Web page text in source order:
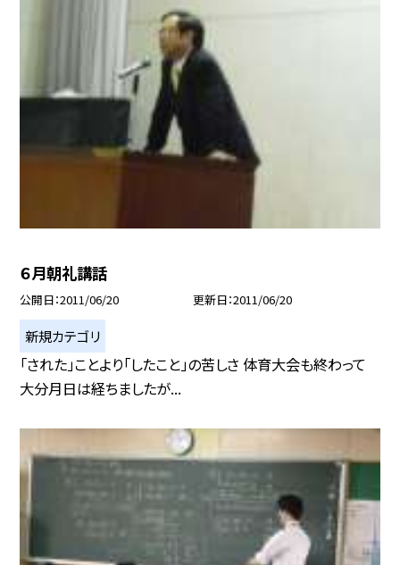
６月朝礼講話
公開日 2011/06/20 更新日 2011/06/20
新規カテゴリ
「された」ことより「したこと」の苦しさ 体育大会も終わって
大分月日は経ちましたが...